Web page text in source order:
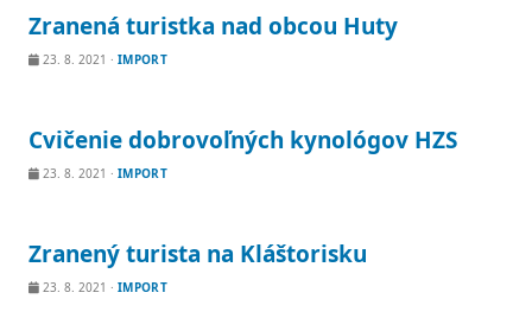
Zranená turistka nad obcou Huty
23. 8. 2021 · IMPORT
Cvičenie dobrovoľných kynológov HZS
23. 8. 2021 · IMPORT
Zranený turista na Kláštorisku
23. 8. 2021 · IMPORT